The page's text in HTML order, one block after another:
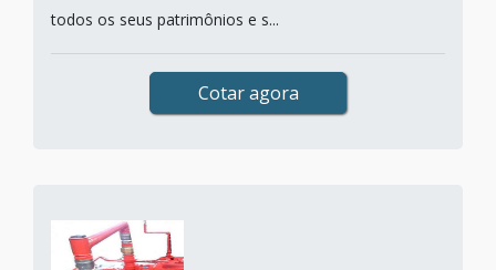
todos os seus patrimônios e s...
Cotar agora